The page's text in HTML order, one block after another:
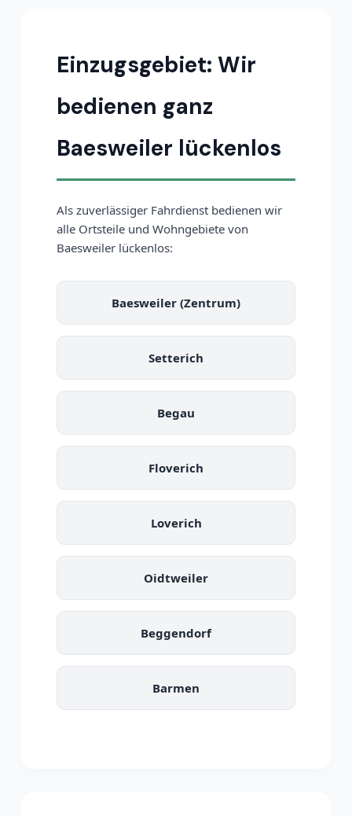
Einzugsgebiet: Wir
bedienen ganz
Baesweiler lückenlos
Als zuverlässiger Fahrdienst bedienen wir
alle Ortsteile und Wohngebiete von
Baesweiler lückenlos:
Baesweiler (Zentrum)
Setterich
Begau
Floverich
Loverich
Oidtweiler
Beggendorf
Barmen